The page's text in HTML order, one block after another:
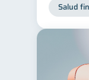
Salud